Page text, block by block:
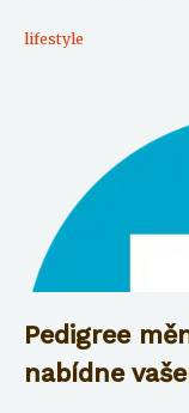
lifestyle
Pedigree
nabídne